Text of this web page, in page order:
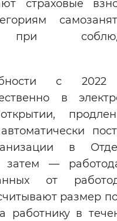
настройки
страховые
при
с 2022
в
в
—
от
размер
работнику в